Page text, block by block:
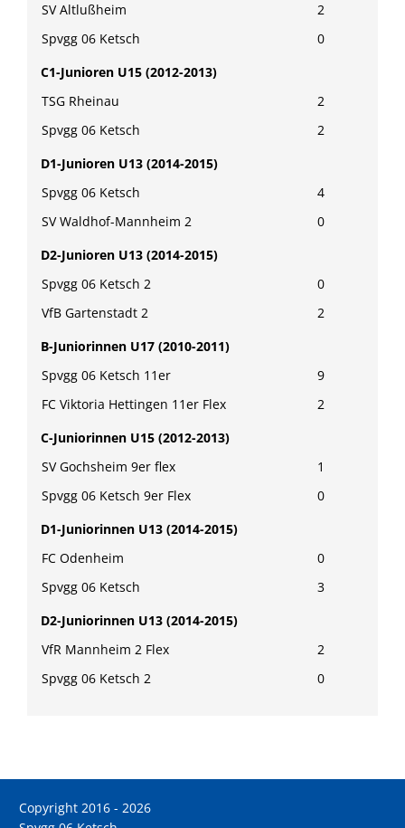
SV Altlußheim
2
Spvgg 06 Ketsch
0
C1-Junioren U15 (2012-2013)
TSG Rheinau
2
Spvgg 06 Ketsch
2
D1-Junioren U13 (2014-2015)
Spvgg 06 Ketsch
4
SV Waldhof-Mannheim 2
0
D2-Junioren U13 (2014-2015)
Spvgg 06 Ketsch 2
0
VfB Gartenstadt 2
2
B-Juniorinnen U17 (2010-2011)
Spvgg 06 Ketsch 11er
9
FC Viktoria Hettingen 11er Flex
2
C-Juniorinnen U15 (2012-2013)
SV Gochsheim 9er flex
1
Spvgg 06 Ketsch 9er Flex
0
D1-Juniorinnen U13 (2014-2015)
FC Odenheim
0
Spvgg 06 Ketsch
3
D2-Juniorinnen U13 (2014-2015)
VfR Mannheim 2 Flex
2
Spvgg 06 Ketsch 2
0
Copyright 2016 - 2026